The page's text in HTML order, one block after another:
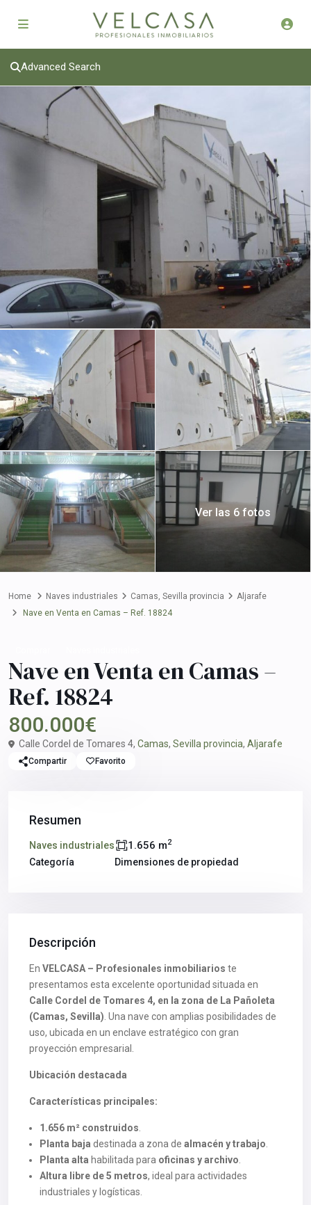
Advanced Search
Ver las 6 fotos
Home Naves industriales Camas, Sevilla provincia
Aljarafe
Nave en Venta en Camas – Ref. 18824
Nave en Venta en Camas –
Ref. 18824
800.000€
Calle Cordel de Tomares 4, Camas, Sevilla provincia, Aljarafe
Compartir Favorito
Resumen
Naves industriales
Categoría
1.656 m2
Dimensiones de propiedad
Descripción
En VELCASA – Profesionales inmobiliarios te
presentamos esta excelente oportunidad situada en
Calle Cordel de Tomares 4, en la zona de La Pañoleta
(Camas, Sevilla) . Una nave con amplias posibilidades de
uso, ubicada en un enclave estratégico con gran
proyección empresarial.
Ubicación destacada
Características principales:
1.656 m² construidos
Planta baja destinada a zona de almacén y trabajo
Planta alta habilitada para oficinas y archivo
Altura libre de 5 metros, ideal para actividades
industriales y logísticas.